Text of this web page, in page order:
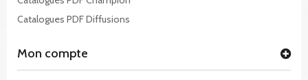
Catalogues PDF Diffusions
Mon compte